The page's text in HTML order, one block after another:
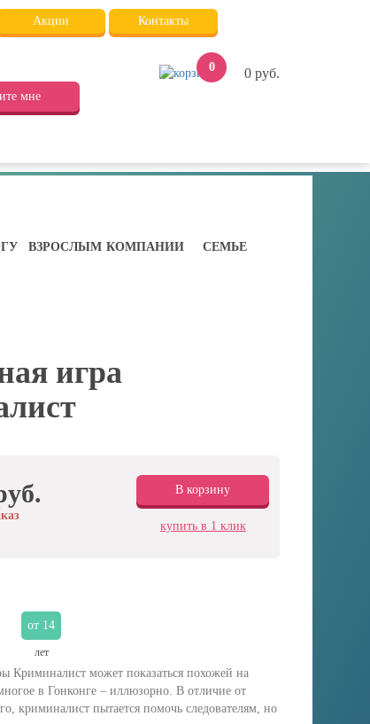
Акции Контакты
мне
0 0 руб.
ВЗРОСЛЫМ КОМПАНИИ СЕМЬЕ
игра
В корзину
купить в 1 клик
от 14
лет
Криминалист может показаться похожей на
в Гонконге – иллюзорно. В отличие от
криминалист пытается помочь следователям, но